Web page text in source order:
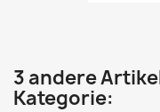
3 andere
Kategorie: